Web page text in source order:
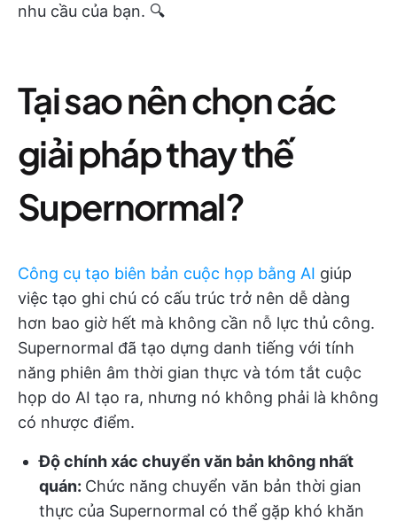
nhu cầu của bạn. 🔍
Tại sao nên chọn các
giải pháp thay thế
Supernormal?
Công cụ tạo biên bản cuộc họp bằng AI giúp
việc tạo ghi chú có cấu trúc trở nên dễ dàng
hơn bao giờ hết mà không cần nỗ lực thủ công.
Supernormal đã tạo dựng danh tiếng với tính
năng phiên âm thời gian thực và tóm tắt cuộc
họp do AI tạo ra, nhưng nó không phải là không
có nhược điểm.
Độ chính xác chuyển văn bản không nhất
quán: Chức năng chuyển văn bản thời gian
thực của Supernormal có thể gặp khó khăn